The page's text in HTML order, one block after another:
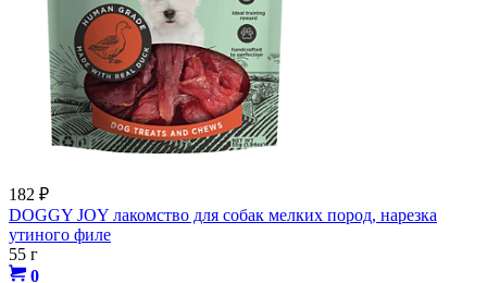
182 ₽
DOGGY JOY лакомство для собак мелких пород, нарезка
утиного филе
55 г
0